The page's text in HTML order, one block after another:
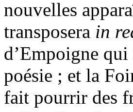
nouvelles
transposera in
d’Empoigne qui
poésie ; et la
fait pourrir des